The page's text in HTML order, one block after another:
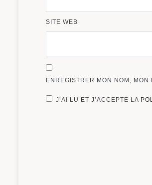
SITE WEB
ENREGISTRER MON NOM,
J’AI LU ET J’ACCEPTE LA